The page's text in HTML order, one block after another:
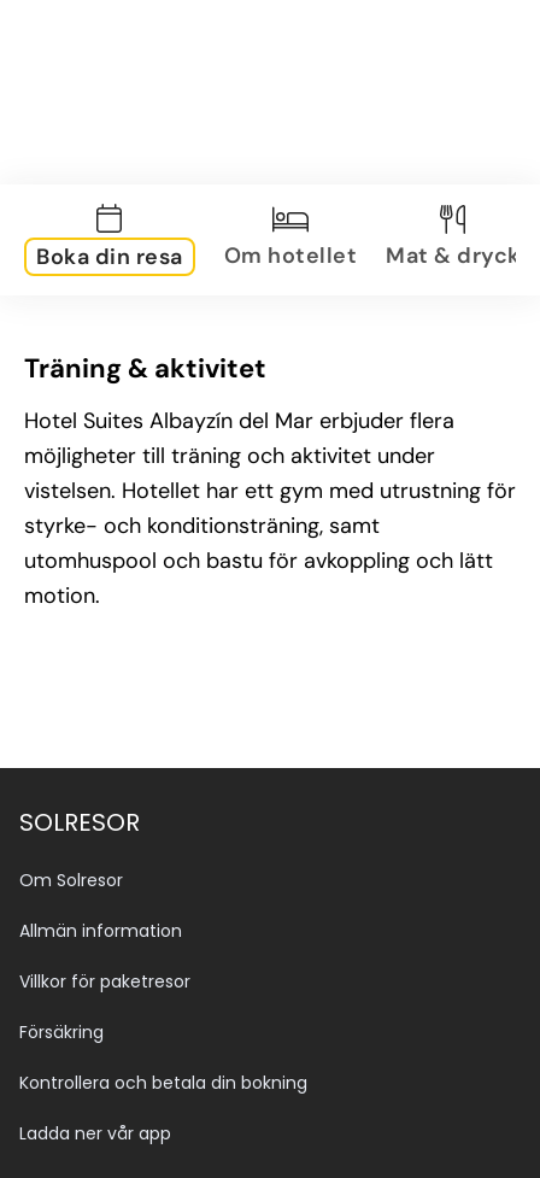
Boka din resa Om hotellet Mat & dryck
Träning & aktivitet
Hotel Suites Albayzín del Mar erbjuder flera
möjligheter till träning och aktivitet under
vistelsen. Hotellet har ett gym med utrustning för
styrke- och konditionsträning, samt
utomhuspool och bastu för avkoppling och lätt
motion.
SOLRESOR
Om Solresor
Allmän information
Villkor för paketresor
Försäkring
Kontrollera och betala din bokning
Ladda ner vår app